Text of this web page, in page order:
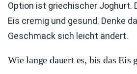
Option ist griechischer Joghurt.
Eis cremig und gesund. Denke
Geschmack sich leicht ändert.
Wie lange dauert es, bis das Eis